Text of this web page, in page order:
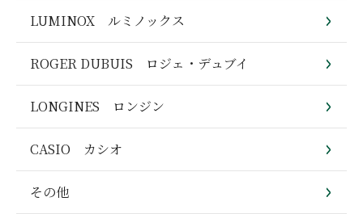
LUMINOX ルミノックス
ROGER DUBUIS ロジェ・デュブイ
LONGINES ロンジン
CASIO カシオ
その他